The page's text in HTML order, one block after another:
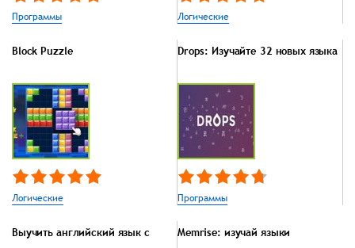
Программы Логические
Block Puzzle
Логические
Drops: Изучайте 32 новых языка
Программы
Выучить английский язык с Memrise: изучай языки